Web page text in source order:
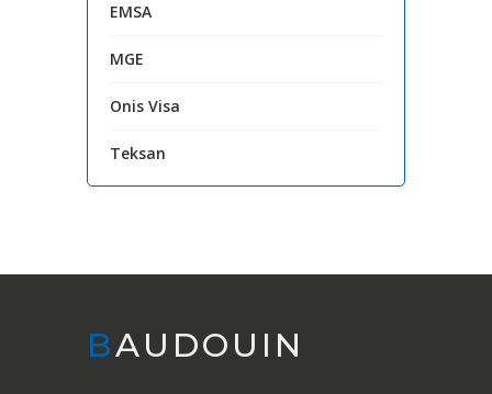
EMSA
MGE
Onis Visa
Teksan
BAUDOUIN